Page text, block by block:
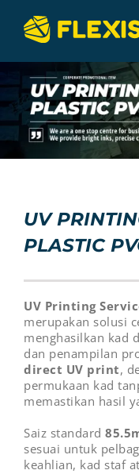
content
UV
PLASTIC
UV Printing
merupakan solusi
menghasilkan kad
dan penampilan
direct UV print,
permukaan kad
memastikan hasil
Saiz standard
sesuai untuk
keahlian, kad staf